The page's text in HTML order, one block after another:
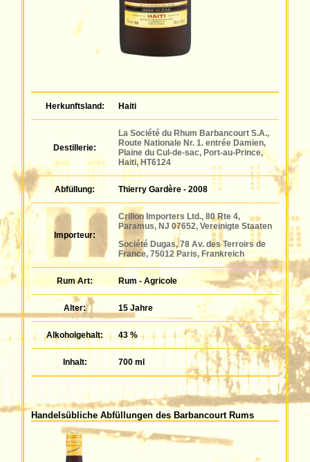
Herkunftsland: Haiti
Destillerie:
La Société du Rhum Barbancourt S.A.,
Route Nationale Nr. 1. entrée Damien,
Plaine du Cul-de-sac, Port-au-Prince,
Haiti, HT6124
Abfüllung: Thierry Gardère - 2008
Importeur:
Crillon Importers Ltd., 80 Rte 4,
Paramus, NJ 07652, Vereinigte Staaten
Société Dugas, 78 Av. des Terroirs de
France, 75012 Paris, Frankreich
Rum Art: Rum - Agricole
Alter: 15 Jahre
Alkoholgehalt: 43 %
Inhalt: 700 ml
Handelsübliche Abfüllungen des Barbancourt Rums